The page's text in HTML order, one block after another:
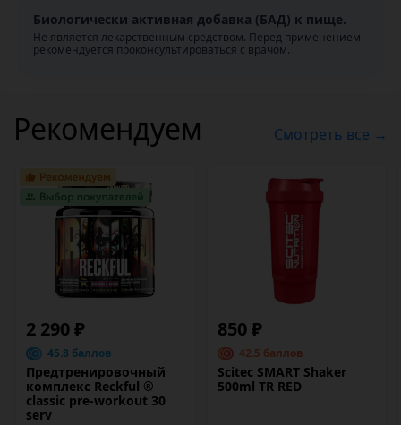
Биологически активная добавка (БАД) к пище.
Не является лекарственным средством. Перед применением
рекомендуется проконсультироваться с врачом.
Рекомендуем Смотреть все →
2 290 ₽
45.8 баллов
Предтренировочный
комплекс Reckful ®
classic pre-workout 30
serv
850 ₽
42.5 баллов
Scitec SMART Shaker
500ml TR RED